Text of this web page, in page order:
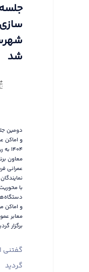
شد
دومین
و اماکن
معاون
عمرانی
با
و اماکن
معابر
برگزار
گفتنی